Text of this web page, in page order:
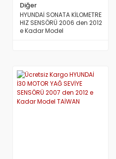
Diğer
HYUNDAİ SONATA KİLOMETRE
HIZ SENSÖRÜ 2006 den 2012
e Kadar Model